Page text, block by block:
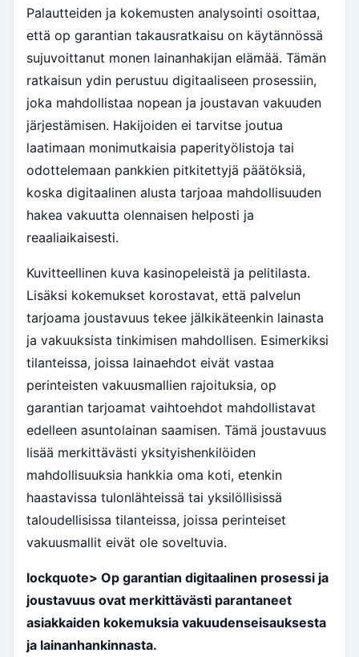
Palautteiden ja kokemusten analysointi osoittaa,
että op garantian takausratkaisu on käytännössä
sujuvoittanut monen lainanhakijan elämää. Tämän
ratkaisun ydin perustuu digitaaliseen prosessiin,
joka mahdollistaa nopean ja joustavan vakuuden
järjestämisen. Hakijoiden ei tarvitse joutua
laatimaan monimutkaisia paperityölistoja tai
odottelemaan pankkien pitkitettyjä päätöksiä,
koska digitaalinen alusta tarjoaa mahdollisuuden
hakea vakuutta olennaisen helposti ja
reaaliaikaisesti.
Kuvitteellinen kuva kasinopeleistä ja pelitilasta.
Lisäksi kokemukset korostavat, että palvelun
tarjoama joustavuus tekee jälkikäteenkin lainasta
ja vakuuksista tinkimisen mahdollisen. Esimerkiksi
tilanteissa, joissa lainaehdot eivät vastaa
perinteisten vakuusmallien rajoituksia, op
garantian tarjoamat vaihtoehdot mahdollistavat
edelleen asuntolainan saamisen. Tämä joustavuus
lisää merkittävästi yksityishenkilöiden
mahdollisuuksia hankkia oma koti, etenkin
haastavissa tulonlähteissä tai yksilöllisissä
taloudellisissa tilanteissa, joissa perinteiset
vakuusmallit eivät ole soveltuvia.
lockquote> Op garantian digitaalinen prosessi ja
joustavuus ovat merkittävästi parantaneet
asiakkaiden kokemuksia vakuudenseisauksesta
ja lainanhankinnasta.